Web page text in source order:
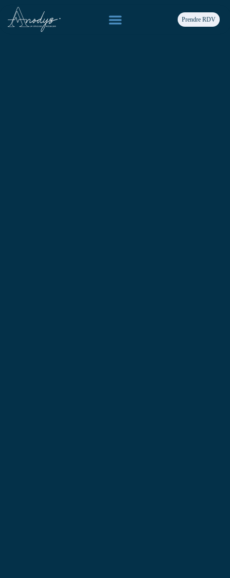
Prendre RDV